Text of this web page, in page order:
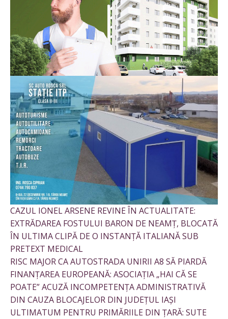
CAZUL IONEL ARSENE REVINE ÎN ACTUALITATE:
EXTRĂDAREA FOSTULUI BARON DE NEAMȚ, BLOCATĂ
ÎN ULTIMA CLIPĂ DE O INSTANȚĂ ITALIANĂ SUB
PRETEXT MEDICAL
RISC MAJOR CA AUTOSTRADA UNIRII A8 SĂ PIARDĂ
FINANȚAREA EUROPEANĂ: ASOCIAȚIA „HAI CĂ SE
POATE” ACUZĂ INCOMPETENȚA ADMINISTRATIVĂ
DIN CAUZA BLOCAJELOR DIN JUDEȚUL IAȘI
ULTIMATUM PENTRU PRIMĂRIILE DIN ȚARĂ: SUTE